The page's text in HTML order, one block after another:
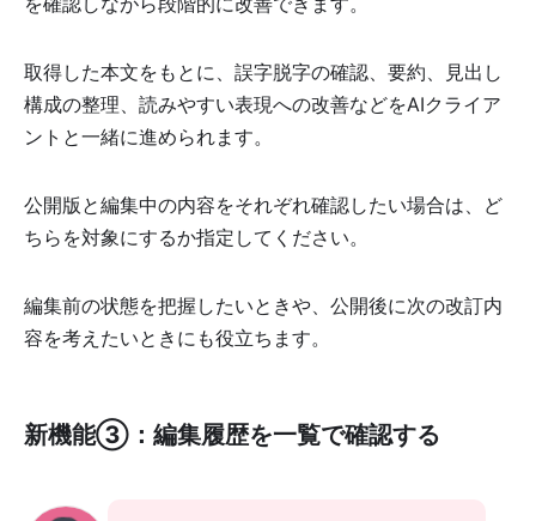
取得した本文をもとに、誤字脱字の確認、要約、見出し
構成の整理、読みやすい表現への改善などをAIクライア
ントと一緒に進められます。
公開版と編集中の内容をそれぞれ確認したい場合は、ど
ちらを対象にするか指定してください。
編集前の状態を把握したいときや、公開後に次の改訂内
容を考えたいときにも役立ちます。
新機能③：編集履歴を一覧で確認する